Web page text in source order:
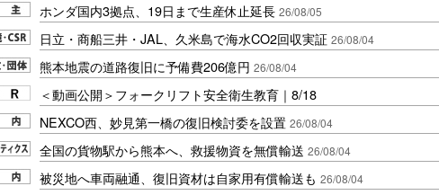
ホンダ国内3拠点、19日まで生産休止延長 26/08/05
日立・商船三井・JAL、久米島で海水CO2回収実証 26/08/04
熊本地震の道路復旧に予備費206億円 26/08/04
＜動画公開＞フォークリフト安全衛生教育｜8/18
NEXCO西、妙見第一橋の復旧検討委を設置 26/08/04
全国の貨物駅から熊本へ、救援物資を無償輸送 26/08/04
被災地へ車両融通、復旧資材は自家用有償輸送も 26/08/04